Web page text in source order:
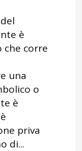
è
corre
una
o
è
priva
di...